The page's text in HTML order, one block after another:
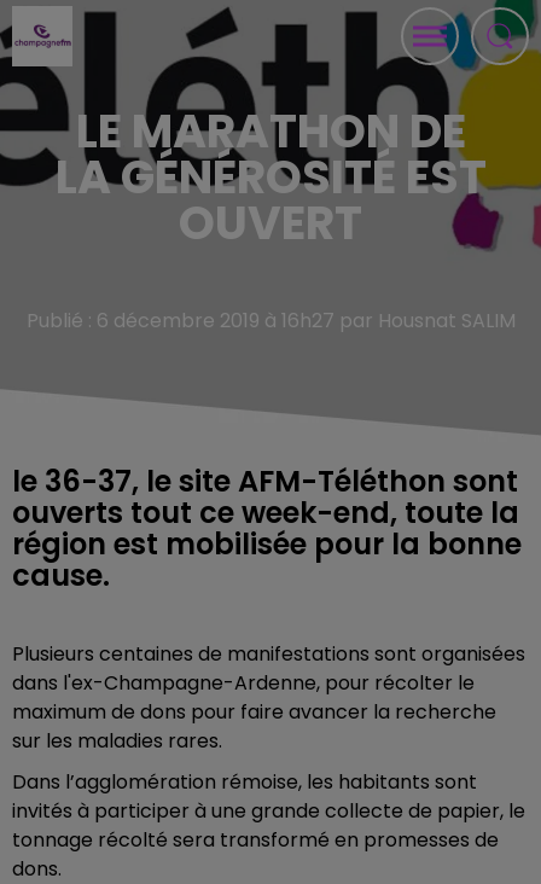
LE MARATHON DE
LA GÉNÉROSITÉ EST
OUVERT
Publié : 6 décembre 2019 à 16h27 par Housnat SALIM
le 36-37, le site AFM-Téléthon sont
ouverts tout ce week-end, toute la
région est mobilisée pour la bonne
cause.
Plusieurs centaines de manifestations sont organisées
dans l'ex-Champagne-Ardenne, pour récolter le
maximum de dons pour faire avancer la recherche
sur les maladies rares.
Dans l’agglomération rémoise, les habitants sont
invités à participer à une grande collecte de papier, le
tonnage récolté sera transformé en promesses de
dons.